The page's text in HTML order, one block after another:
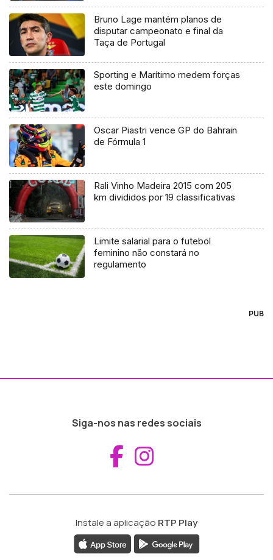
Bruno Lage mantém planos de
disputar campeonato e final da
Taça de Portugal
Sporting e Marítimo medem forças
este domingo
Oscar Piastri vence GP do Bahrain
de Fórmula 1
Rali Vinho Madeira 2015 com 205
km divididos por 19 classificativas
Limite salarial para o futebol
feminino não constará no
regulamento
PUB
Siga-nos nas redes sociais
Aceder ao
Instale a aplicação RTP Play